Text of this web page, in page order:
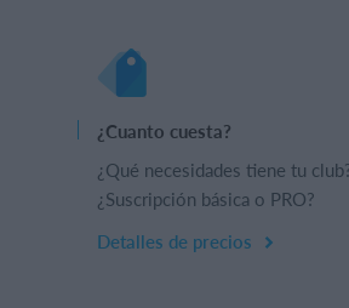
¿Cuanto cuesta?
¿Qué necesidades tiene tu
¿Suscripción básica o PRO?
Detalles de precios